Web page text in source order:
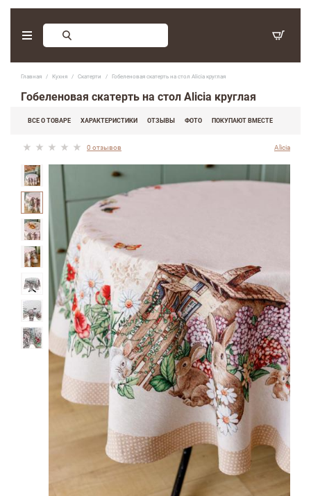
Главная Кухня Скатерти Гобеленовая скатерть на стол Alicia круглая
Гобеленовая скатерть на стол Alicia круглая
ВСЕ О ТОВАРЕ ХАРАКТЕРИСТИКИ ОТЗЫВЫ ФОТО ПОКУПАЮТ ВМЕСТЕ
0 отзывов Alicia
Заказ обратного звонка
(097) 416-90-33 ,
(066) 339-07-15